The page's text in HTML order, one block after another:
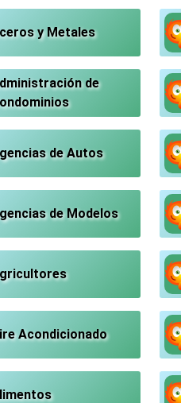
y Metales
de
de Autos
de Modelos
Acondicionado